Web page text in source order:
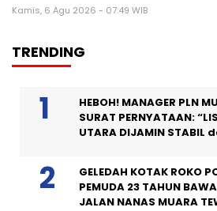
Kamis, 6 Agu 2026 - 07:49 WIB
TRENDING
HEBOH! MANAGER PLN
SURAT PERNYATAAN:
UTARA DIJAMIN STABIL
GELEDAH KOTAK ROKO
PEMUDA 23 TAHUN
JALAN NANAS MUARA